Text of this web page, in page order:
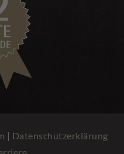
| Datenschutzerklärung